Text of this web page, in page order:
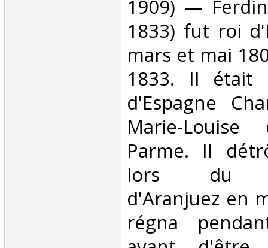
1909) —
1833) fut roi
mars et mai
1833. Il
d'Espagne
Marie-
Parme. Il
lors du
d'Aranjuez en
régna